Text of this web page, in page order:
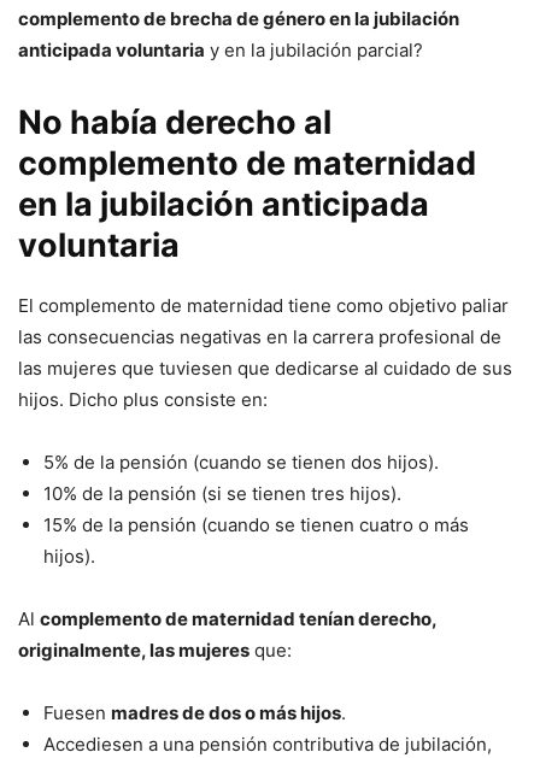
complemento de brecha de género en la jubilación
anticipada voluntaria y en la jubilación parcial?
No había derecho al
complemento de maternidad
en la jubilación anticipada
voluntaria
El complemento de maternidad tiene como objetivo paliar
las consecuencias negativas en la carrera profesional de
las mujeres que tuviesen que dedicarse al cuidado de sus
hijos. Dicho plus consiste en:
5% de la pensión (cuando se tienen dos hijos).
10% de la pensión (si se tienen tres hijos).
15% de la pensión (cuando se tienen cuatro o más
hijos).
Al complemento de maternidad tenían derecho,
originalmente, las mujeres que:
Fuesen madres de dos o más hijos.
Accediesen a una pensión contributiva de jubilación,